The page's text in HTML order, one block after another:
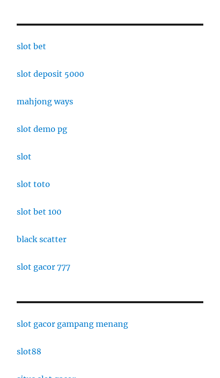
slot bet
slot deposit 5000
mahjong ways
slot demo pg
slot
slot toto
slot bet 100
black scatter
slot gacor 777
slot gacor gampang menang
slot88